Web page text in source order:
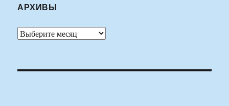
АРХИВЫ
Архивы